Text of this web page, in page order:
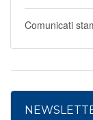
Comunicati